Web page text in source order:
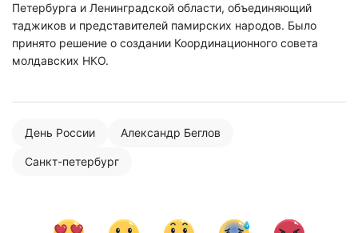
Петербурга и Ленинградской области, объединяющий
таджиков и представителей памирских народов. Было
принято решение о создании Координационного совета
молдавских НКО.
День России Александр Беглов
Санкт-петербург